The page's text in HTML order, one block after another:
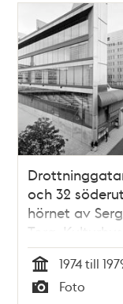
och 32
hörnet av
Torg.
med entré till
Klarateatern
Tid
1974 till
Foto